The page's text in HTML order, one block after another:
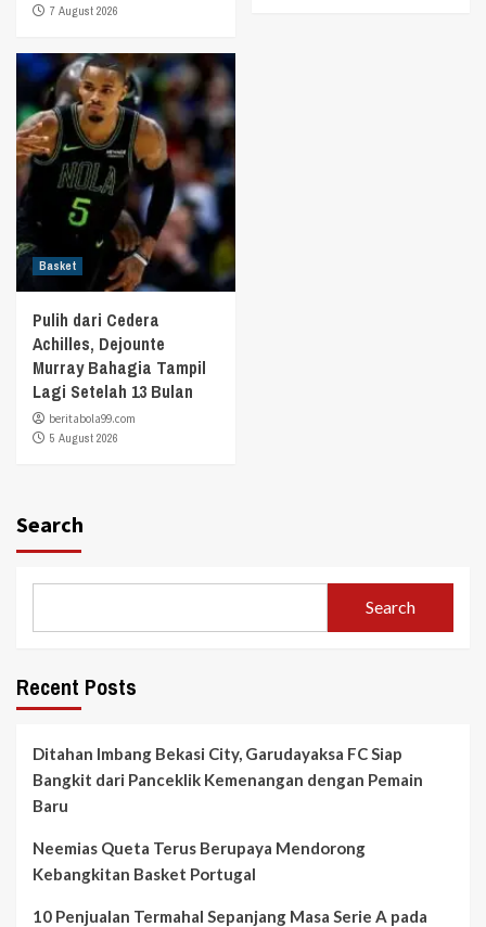
7 August 2026
Basket
Pulih dari Cedera
Achilles, Dejounte
Murray Bahagia Tampil
Lagi Setelah 13 Bulan
beritabola99.com
5 August 2026
Search
Search
Recent Posts
Ditahan Imbang Bekasi City, Garudayaksa FC Siap
Bangkit dari Panceklik Kemenangan dengan Pemain
Baru
Neemias Queta Terus Berupaya Mendorong
Kebangkitan Basket Portugal
10 Penjualan Termahal Sepanjang Masa Serie A pada